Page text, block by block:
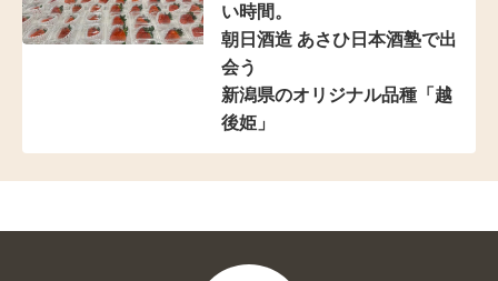
い時間。
朝日酒造 あさひ日本酒塾で出
会う
新潟県のオリジナル品種「越
後姫」